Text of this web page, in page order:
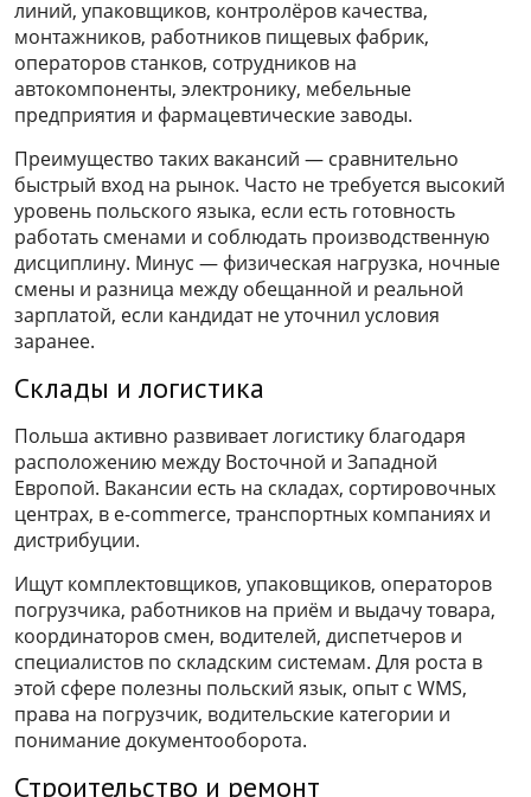
линий, упаковщиков, контролёров качества,
монтажников, работников пищевых фабрик,
операторов станков, сотрудников на
автокомпоненты, электронику, мебельные
предприятия и фармацевтические заводы.
Преимущество таких вакансий — сравнительно
быстрый вход на рынок. Часто не требуется высокий
уровень польского языка, если есть готовность
работать сменами и соблюдать производственную
дисциплину. Минус — физическая нагрузка, ночные
смены и разница между обещанной и реальной
зарплатой, если кандидат не уточнил условия
заранее.
Склады и логистика
Польша активно развивает логистику благодаря
расположению между Восточной и Западной
Европой. Вакансии есть на складах, сортировочных
центрах, в e-commerce, транспортных компаниях и
дистрибуции.
Ищут комплектовщиков, упаковщиков, операторов
погрузчика, работников на приём и выдачу товара,
координаторов смен, водителей, диспетчеров и
специалистов по складским системам. Для роста в
этой сфере полезны польский язык, опыт с WMS,
права на погрузчик, водительские категории и
понимание документооборота.
Строительство и ремонт